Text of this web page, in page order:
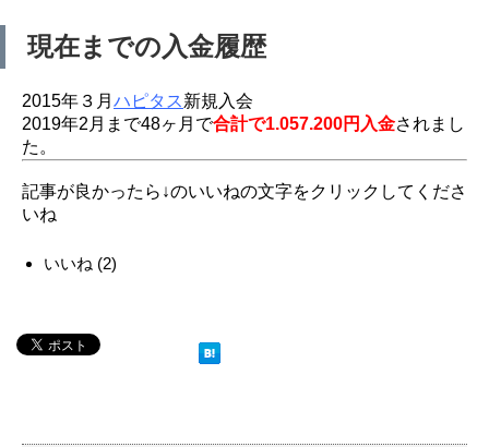
現在までの入金履歴
2015年３月 ハピタス新規入会
2019年2月まで48ヶ月で合計で1.057.200円入金されまし
た。
記事が良かったら↓のいいねの文字をクリックしてくださ
いね
いいね (2)